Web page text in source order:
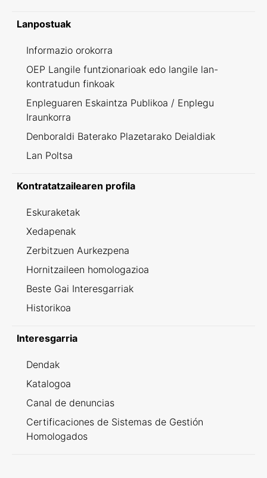
Lanpostuak
Informazio orokorra
OEP Langile funtzionarioak edo langile lan-
kontratudun finkoak
Enpleguaren Eskaintza Publikoa / Enplegu
Iraunkorra
Denboraldi Baterako Plazetarako Deialdiak
Lan Poltsa
Kontratatzailearen profila
Eskuraketak
Xedapenak
Zerbitzuen Aurkezpena
Hornitzaileen homologazioa
Beste Gai Interesgarriak
Historikoa
Interesgarria
Dendak
Katalogoa
Canal de denuncias
Certificaciones de Sistemas de Gestión
Homologados